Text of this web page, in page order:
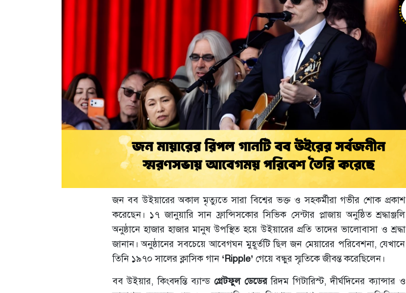
জন বব উইয়ারের অকাল মৃত্যুতে সারা বিশ্বের ভক্ত ও সহকর্মীরা গভীর শোক প্রকাশ
করেছেন। ১৭ জানুয়ারি সান ফ্রান্সিসকোর সিভিক সেন্টার প্লাজায় অনুষ্ঠিত শ্রদ্ধাঞ্জলি
অনুষ্ঠানে হাজার হাজার মানুষ উপস্থিত হয়ে উইয়ারের প্রতি তাদের ভালোবাসা ও শ্রদ্ধা
জানান। অনুষ্ঠানের সবচেয়ে আবেগঘন মুহূর্তটি ছিল জন মেয়ারের পরিবেশনা, যেখানে
তিনি ১৯৭০ সালের ক্লাসিক গান ‘Ripple’ গেয়ে বন্ধুর স্মৃতিকে জীবন্ত করেছিলেন।
বব উইয়ার, কিংবদন্তি ব্যান্ড গ্রেটফুল ডেডেররিদম গিটারিস্ট, দীর্ঘদিনের ক্যান্সার ও